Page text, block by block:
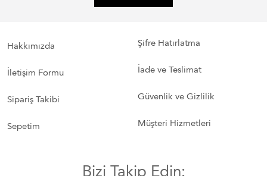
Hakkımızda
İletişim Formu
Sipariş Takibi
Sepetim
Şifre Hatırlatma
İade ve Teslimat
Güvenlik ve Gizlilik
Müşteri Hizmetleri
Bizi Takip Edin: